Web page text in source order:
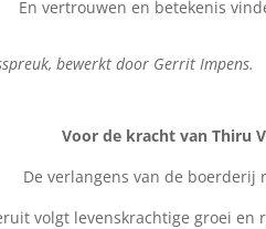
En vertrouwen en betekenis
bewerkt door Gerrit Impens.
Voor de kracht van Thiru
De verlangens van de boerderij
volgt levenskrachtige groei en